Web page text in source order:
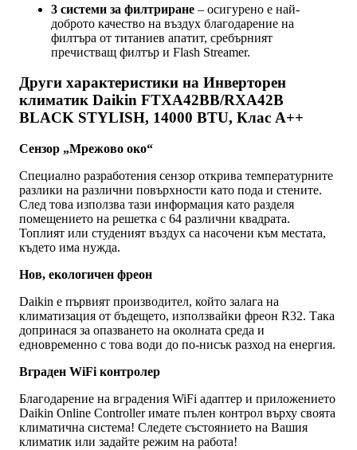
3 системи за филтриране – осигурено е най-
доброто качество на въздух благодарение на
филтъра от титаниев апатит, сребърният
пречистващ филтър и Flash Streamer.
Други характеристики на Инверторен
климатик Daikin FTXA42BB/RXA42B
BLACK STYLISH, 14000 BTU, Клас A++
Сензор „Мрежово око“
Специално разработения сензор открива температурните
разлики на различни повърхности като пода и стените.
След това използва тази информация като разделя
помещението на решетка с 64 различни квадрата.
Топлият или студеният въздух са насочени към местата,
където има нужда.
Нов, екологичен фреон
Daikin е първият производител, който залага на
климатизация от бъдещето, използвайки фреон R32. Така
допринася за опазването на околната среда и
едновременно с това води до по-нисък разход на енергия.
Вграден WiFi контролер
Благодарение на вградения WiFi адаптер и приложението
Daikin Online Controller имате пълен контрол върху своята
климатична система! Следете състоянието на Вашия
климатик или задайте режим на работа!